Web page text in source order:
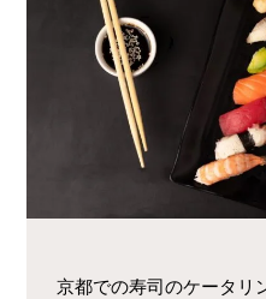
京都での寿司のケータリ